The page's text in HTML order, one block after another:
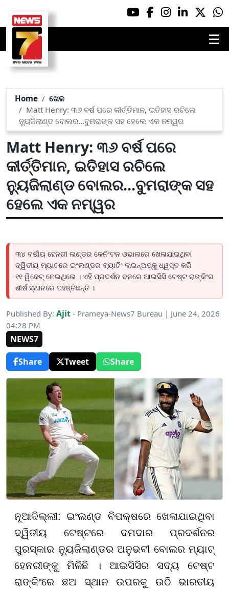
☰
Home
ଖେଳ
Matt Henry: ୩୬ ବର୍ଷ ପରେ କୀର୍ତ୍ତିମାନ, ଇତିହାସ ରଚିଲେ
ନ୍ୟୁଜିଲାଣ୍ଡ ବୋଲର...ବୁମରାଙ୍କ ସହ ହେଲେ ଏକ ନମ୍ୱର
Matt Henry: ୩୬ ବର୍ଷ ପରେ
କୀର୍ତ୍ତିମାନ, ଇତିହାସ ରଚିଲେ
ନ୍ୟୁଜିଲାଣ୍ଡ ବୋଲର...ବୁମରାଙ୍କ ସହ
ହେଲେ ଏକ ନମ୍ୱର
୩୪ ବର୍ଷୀୟ ହେନରୀ ଲଣ୍ଡର କେନିଂଟନ ଓଭାଲରେ ଖେଳାଯାଇଥିବା
ଦ୍ୱିତୀୟ ମ୍ୟାଚରେ ଇଂଲଣ୍ଡର ବ୍ୟାଟିଂ ଲାଇନ୍ଅପ୍‌କୁ ଧ୍ୱସ୍ତ କରି
୧୧ ୱିକେଟ୍ ନେଇଥିଲେ । ଏହି ପ୍ରଦର୍ଶନ ବଳରେ ଆଇସିସି ଟେଷ୍ଟ ରାଙ୍କିଂର
ଶୀର୍ଷ ସ୍ଥାନରେ ପହଞ୍ଚିଛନ୍ତି ।
Published By: Ajit - Prameya-News7 Bureau | June 24, 2026
04:28 PM
NEWS7
Share
Tweet Share
ନୂଆଦିଲ୍ଲୀ: ଇଂଲଣ୍ଡ ବିପକ୍ଷରେ ଖେଳାଯାଇଥିବା
ଦ୍ୱିତୀୟ ଟେଷ୍ଟରେ ଦମଦାର ପ୍ରଦର୍ଶନର
ପୁରସ୍କାର ନ୍ୟୁଜିଲାଣ୍ଡର ଅନୁଭବୀ ବୋଲର ମ୍ୟାଟ୍
ହେନରୀଙ୍କୁ ମିଳିଛି । ଆଇସିସିର ସଦ୍ୟ ଟେଷ୍ଟ
ରାଙ୍କିଂରେ ଛଅ ସ୍ଥାନ ଉପରକୁ ଉଠି ଭାରତୀୟ